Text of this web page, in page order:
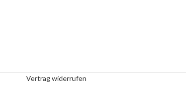
Vertrag widerrufen